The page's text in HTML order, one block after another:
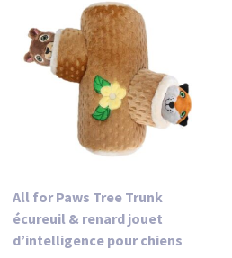
All for Paws Tree Trunk
écureuil ​& renard jouet
d’intelligence pour chiens